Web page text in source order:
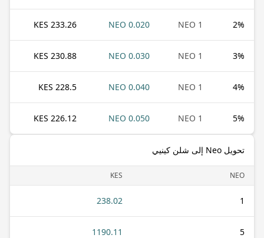
2%
1 NEO
0.020 NEO
233.26 KES
3%
1 NEO
0.030 NEO
230.88 KES
4%
1 NEO
0.040 NEO
228.5 KES
5%
1 NEO
0.050 NEO
226.12 KES
تحويل Neo إلى شلن كينيي
NEO
KES
1
238.02
5
1190.11